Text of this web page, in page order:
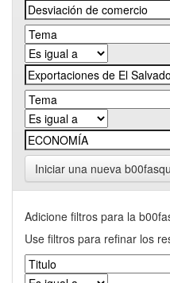
Iniciar una nueva
Adicione filtros para la
Use filtros para refinar los